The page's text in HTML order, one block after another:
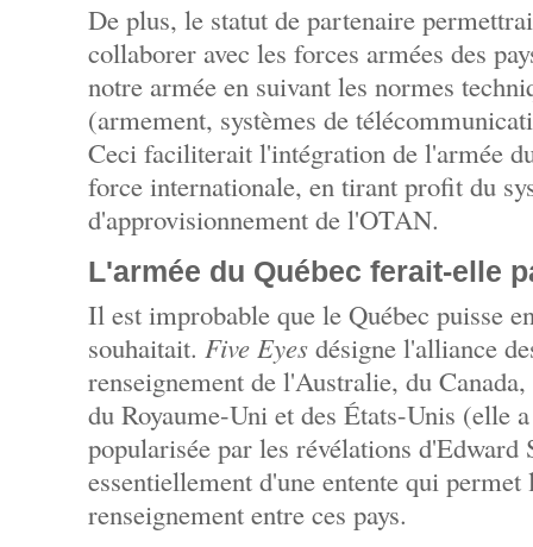
De plus, le statut de partenaire
collaborer avec les forces armées des
notre armée en suivant les normes
(armement, systèmes de
Ceci faciliterait l'intégration de l'armée
force internationale, en tirant profit du
d'approvisionnement de l'OTAN.
L'armée du Québec ferait-elle
Il est improbable que le Québec puisse
souhaitait. Five Eyes désigne l'alliance
renseignement de l'Australie, du
du Royaume-Uni et des États-Unis (elle
popularisée par les révélations
essentiellement d'une entente qui permet
renseignement entre ces pays.